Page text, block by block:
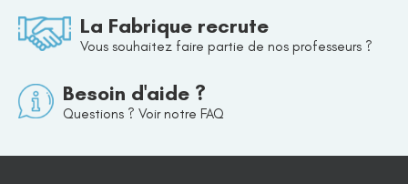
La Fabrique recrute
Vous souhaitez faire partie de nos professeurs ?
Besoin d'aide ?
Questions ? Voir notre FAQ